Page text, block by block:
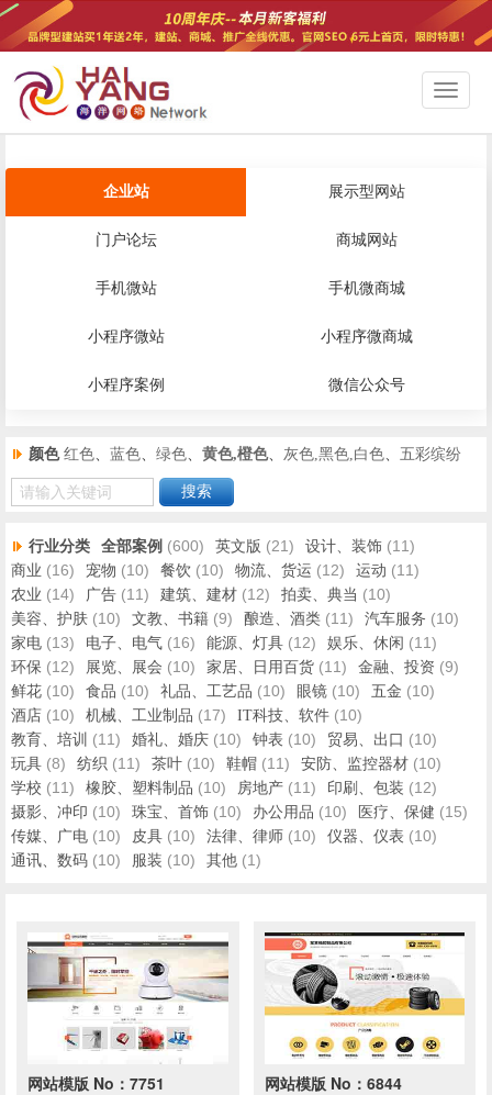
切
换
导
企业站 展示型网站
门户论坛 商城网站
手机微站 手机微商城
小程序微站 小程序微商城
小程序案例 微信公众号
颜色 红色 蓝色 绿色 黄色,橙色、 灰色,黑色,白色 五彩缤纷
请输入关键词 搜索
行业分类 全部案例 (600) 英文版 (21) 设计、装饰 (11)
商业 (16) 宠物 (10) 餐饮 (10) 物流、货运 (12) 运动 (11)
农业 (14) 广告 (11) 建筑、建材 (12) 拍卖、典当 (10)
美容、护肤 (10) 文教、书籍 (9) 酿造、酒类 (11) 汽车服务 (10)
家电 (13) 电子、电气 (16) 能源、灯具 (12) 娱乐、休闲 (11)
环保 (12) 展览、展会 (10) 家居、日用百货 (11) 金融、投资 (9)
鲜花 (10) 食品 (10) 礼品、工艺品 (10) 眼镜 (10) 五金 (10)
酒店 (10) 机械、工业制品 (17) IT科技、软件 (10)
教育、培训 (11) 婚礼、婚庆 (10) 钟表 (10) 贸易、出口 (10)
玩具 (8) 纺织 (11) 茶叶 (10) 鞋帽 (11) 安防、监控器材 (10)
学校 (11) 橡胶、塑料制品 (10) 房地产 (11) 印刷、包装 (12)
摄影、冲印 (10) 珠宝、首饰 (10) 办公用品 (10) 医疗、保健 (15)
传媒、广电 (10) 皮具 (10) 法律、律师 (10) 仪器、仪表 (10)
通讯、数码 (10) 服装 (10) 其他 (1)
网站模版 No：7751 网站模版 No：6844